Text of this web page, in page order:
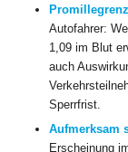
Autofahrer:
1,09 im Blut
auch
Sperrfrist.
Aufmerksam
Erscheinung